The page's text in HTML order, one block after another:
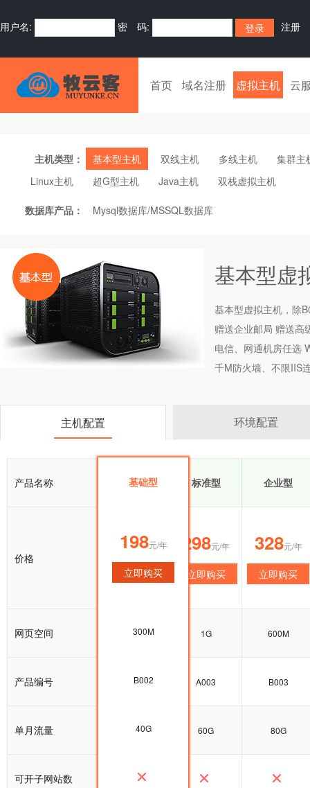
用户名: 密 码: 注册
首页 域名注册 虚拟主机 云
主机类型： 基本型主机 双线主机 多线主机
集群主
Linux主机
超G型主机 Java主机 双栈虚拟主机
数据库产品： Mysql数据库/MSSQL数据库
基本型虚
基本型虚拟主机 ，除
赠送企业邮局 赠送高
电信、网通机房任选
千M防火墙、不限IIS
主机配置 环境配置
产品名称 基础型 标准型 企业型
价格
198元/年
立即购买
298元/年
立即购买
328元/年
立即购买
网页空间 300M 1G 600M
产品编号 B002 A003 B003
单月流量 40G 60G 80G
可开子网站数
基础型
198元/年
立即购买
300M
B002
40G